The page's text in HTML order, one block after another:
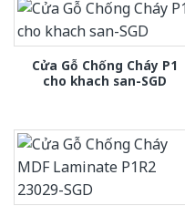
Cửa Gỗ Chống Cháy P1
cho khach san-SGD